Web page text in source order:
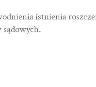
istnienia